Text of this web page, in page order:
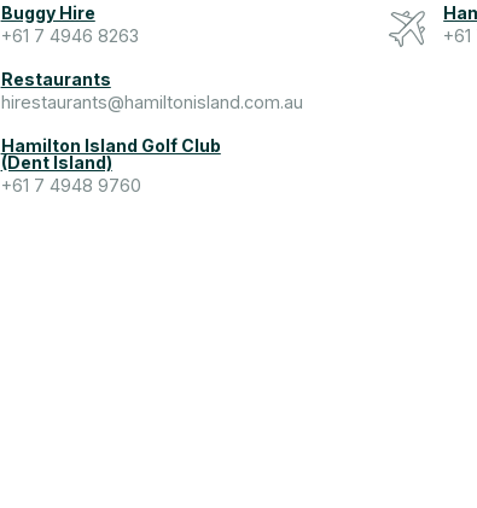
Buggy Hire
+61 7 4946 8263
Restaurants
hirestaurants@hamiltonisland.com.au
Hamilton Island Golf Club
(Dent Island)
+61 7 4948 9760